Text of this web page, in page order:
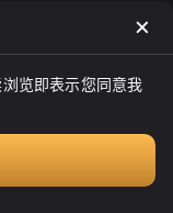
里中餐锅里的火势很旺
袋回来了，原来附近也
笋、番茄、生菜、黄瓜、
酱油的，如果能在点餐
注意到吗？)嗯，芝麻酱
览即表示您同意我